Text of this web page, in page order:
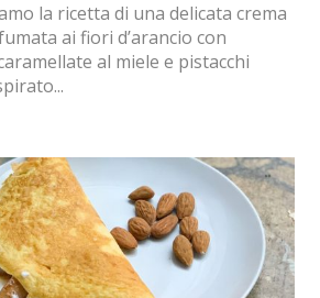
la ricetta di una delicata crema
ai fiori d’arancio con
al miele e pistacchi